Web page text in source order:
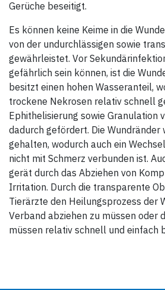
Gerüche beseitigt.
Es können keine Keime in die
von der undurchlässigen sowie
gewährleistet. Vor
gefährlich sein können, ist die
besitzt einen hohen Wasseranteil,
trockene Nekrosen relativ schnell
Ephithelisierung sowie Granulation
dadurch gefördert. Die Wundränder
gehalten, wodurch auch ein
nicht mit Schmerz verbunden ist.
gerät durch das Abziehen von
Irritation. Durch die transparente
Tierärzte den Heilungsprozess der
Verband abziehen zu müssen oder
müssen relativ schnell und einfach